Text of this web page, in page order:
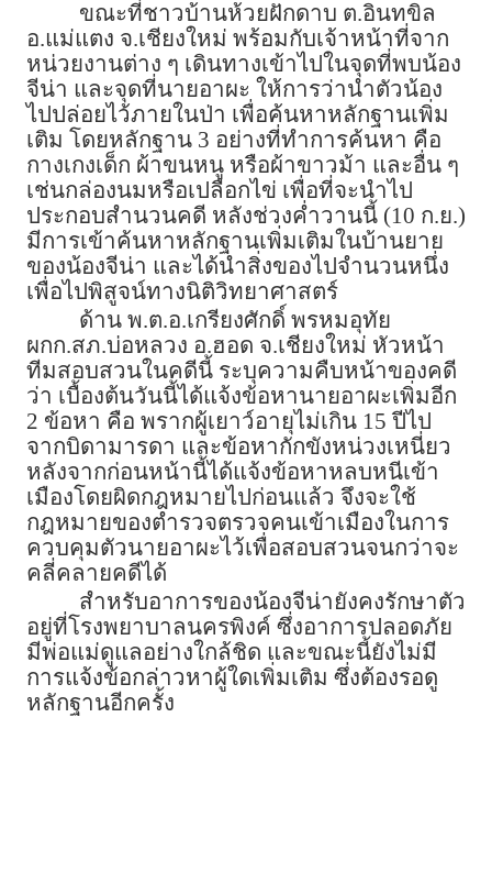
ขณะที่ชาวบ้านห้วยฝักดาบ ต.อินทขิล
อ.แม่แตง จ.เชียงใหม่ พร้อมกับเจ้าหน้าที่จาก
หน่วยงานต่าง ๆ เดินทางเข้าไปในจุดที่พบน้อง
จีน่า และจุดที่นายอาผะ ให้การว่านำตัวน้อง
ไปปล่อยไว้ภายในป่า เพื่อค้นหาหลักฐานเพิ่ม
เติม โดยหลักฐาน 3 อย่างที่ทำการค้นหา คือ
กางเกงเด็ก ผ้าขนหนู หรือผ้าขาวม้า และอื่น ๆ
เช่นกล่องนมหรือเปลือกไข่ เพื่อที่จะนำไป
ประกอบสำนวนคดี หลังช่วงค่ำวานนี้ (10 ก.ย.)
มีการเข้าค้นหาหลักฐานเพิ่มเติมในบ้านยาย
ของน้องจีน่า และได้นำสิ่งของไปจำนวนหนึ่ง
เพื่อไปพิสูจน์ทางนิติวิทยาศาสตร์
ด้าน พ.ต.อ.เกรียงศักดิ์ พรหมอุทัย
ผกก.สภ.บ่อหลวง อ.ฮอด จ.เชียงใหม่ หัวหน้า
ทีมสอบสวนในคดีนี้ ระบุความคืบหน้าของคดี
ว่า เบื้องต้นวันนี้ได้แจ้งข้อหานายอาผะเพิ่มอีก
2 ข้อหา คือ พรากผู้เยาว์อายุไม่เกิน 15 ปีไป
จากบิดามารดา และข้อหากักขังหน่วงเหนี่ยว
หลังจากก่อนหน้านี้ได้แจ้งข้อหาหลบหนีเข้า
เมืองโดยผิดกฎหมายไปก่อนแล้ว จึงจะใช้
กฎหมายของตำรวจตรวจคนเข้าเมืองในการ
ควบคุมตัวนายอาผะไว้เพื่อสอบสวนจนกว่าจะ
คลี่คลายคดีได้
สำหรับอาการของน้องจีน่ายังคงรักษาตัว
อยู่ที่โรงพยาบาลนครพิงค์ ซึ่งอาการปลอดภัย
มีพ่อแม่ดูแลอย่างใกล้ชิด และขณะนี้ยังไม่มี
การแจ้งข้อกล่าวหาผู้ใดเพิ่มเติม ซึ่งต้องรอดู
หลักฐานอีกครั้ง